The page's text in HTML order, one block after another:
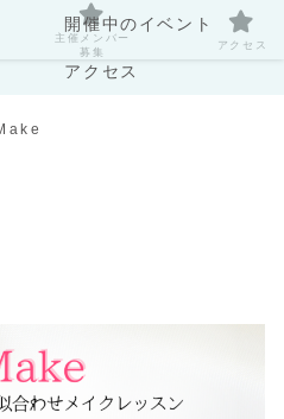
開催中のイベント
アクセス
主催メンバー
募集
アクセス